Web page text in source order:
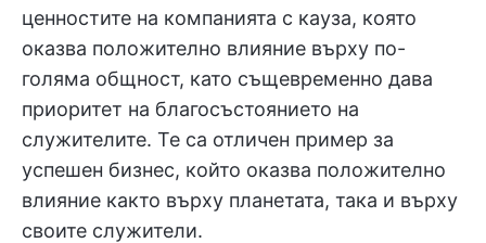
ценностите на компанията с кауза, която
оказва положително влияние върху по-
голяма общност, като същевременно дава
приоритет на благосъстоянието на
служителите. Те са отличен пример за
успешен бизнес, който оказва положително
влияние както върху планетата, така и върху
своите служители.